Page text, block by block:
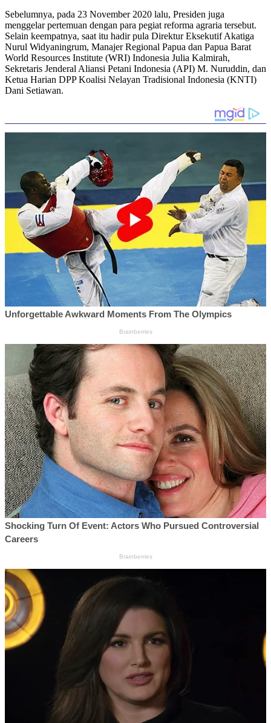
Sebelumnya, pada 23 November 2020 lalu, Presiden juga
menggelar pertemuan dengan para pegiat reforma agraria tersebut.
Selain keempatnya, saat itu hadir pula Direktur Eksekutif Akatiga
Nurul Widyaningrum, Manajer Regional Papua dan Papua Barat
World Resources Institute (WRI) Indonesia Julia Kalmirah,
Sekretaris Jenderal Aliansi Petani Indonesia (API) M. Nuruddin, dan
Ketua Harian DPP Koalisi Nelayan Tradisional Indonesia (KNTI)
Dani Setiawan.